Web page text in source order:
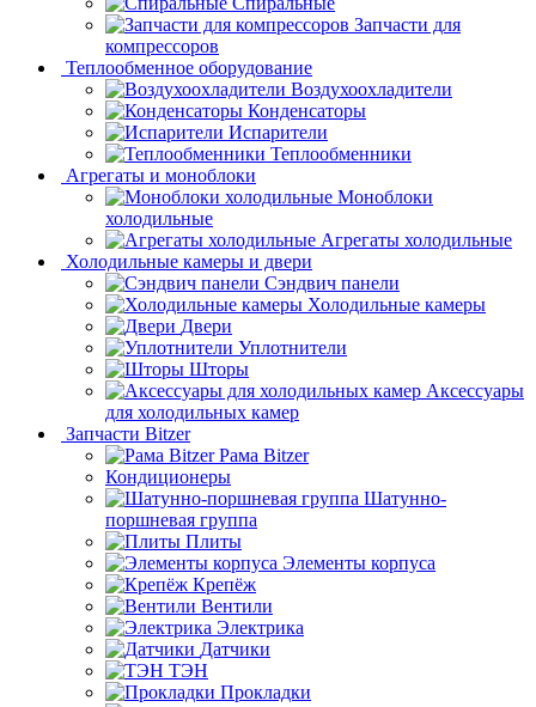
Запчасти для
компрессоров
Теплообменное оборудование
Воздухоохладители
Конденсаторы
Испарители
Теплообменники
Агрегаты и моноблоки
Моноблоки
холодильные
Агрегаты холодильные
Холодильные камеры и двери
Сэндвич панели
Холодильные камеры
Двери
Уплотнители
Шторы
Аксессуары
для холодильных камер
Запчасти Bitzer
Рама Bitzer
Кондиционеры
Шатунно-
поршневая группа
Плиты
Элементы корпуса
Крепёж
Вентили
Электрика
Датчики
ТЭН
Прокладки